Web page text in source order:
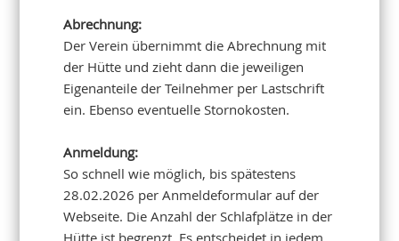
Abrechnung:
Der Verein übernimmt die Abrechnung mit
der Hütte und zieht dann die jeweiligen
Eigenanteile der Teilnehmer per Lastschrift
ein. Ebenso eventuelle Stornokosten.
Anmeldung:
So schnell wie möglich, bis spätestens
28.02.2026 per Anmeldeformular auf der
Webseite. Die Anzahl der Schlafplätze in der
Hütte ist begrenzt. Es entscheidet in jedem